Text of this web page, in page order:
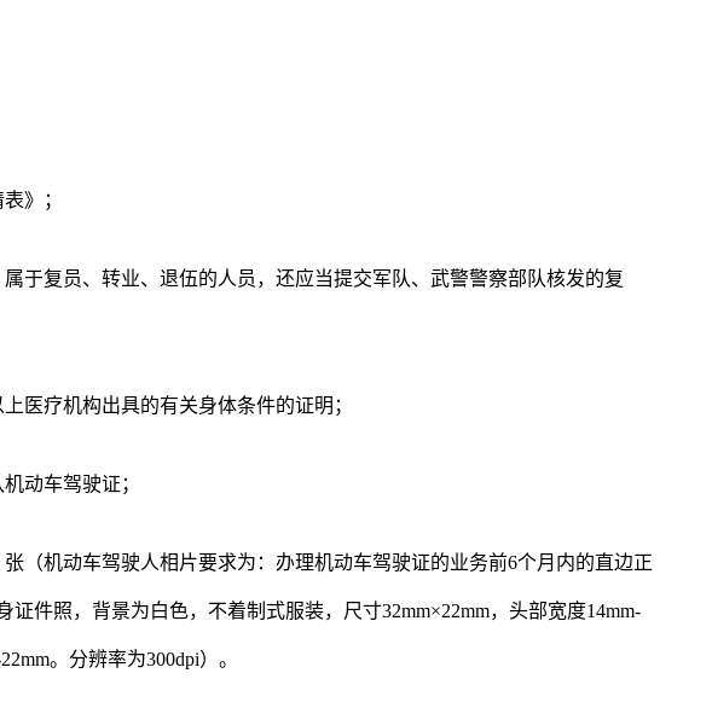
》；
于复员、转业、退伍的人员，还应当提交军队、武警警察部队核发的复
医疗机构出具的有关身体条件的证明；
动车驾驶证；
（机动车驾驶人相片要求为：办理机动车驾驶证的业务前6个月内的直边正
证件照，背景为白色，不着制式服装，尺寸32mm×22mm，头部宽度14mm-
。分辨率为300dpi）。